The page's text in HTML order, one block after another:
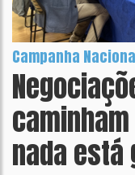
Campanha
nada está